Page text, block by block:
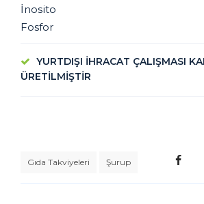
İnosito
Fosfor
YURTDIŞI İHRACAT ÇALIŞMASI
ÜRETİLMİŞTİR
Gıda Takviyeleri Şurup